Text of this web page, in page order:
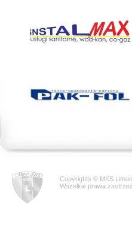
Copyrights © MKS
Wszelkie prawa